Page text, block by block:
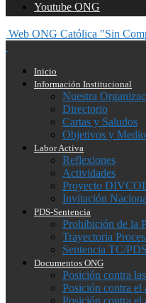
Youtube ONG
Web ONG Católica "Sin
Inicio
Información Institucional
Nuestra
Directorio
Cartas y Saludos
Objetivos y
Labor Activa
Reflexiones
Actividades
Proyecto
Invitación
PDS-Sentencia
Prohibición de la
Trayectoria
Sentencia TC/PDS
Documentos ONG
Posición contra
Posición contra
Posición contra